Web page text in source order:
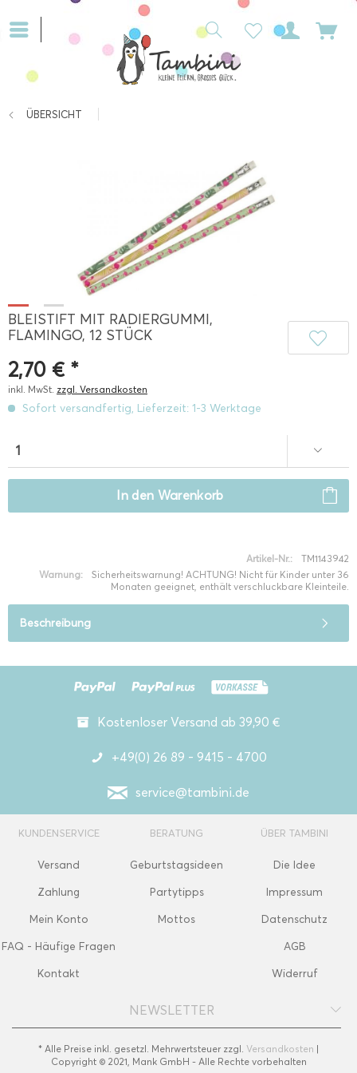
ÜBERSICHT
BLEISTIFT MIT RADIERGUMMI,
FLAMINGO, 12 STÜCK
2,70 € *
inkl. MwSt. zzgl. Versandkosten
Sofort versandfertig, Lieferzeit: 1-3 Werktage
In den Warenkorb
Artikel-Nr.:
TM1143942
Warnung:
Sicherheitswarnung! ACHTUNG! Nicht für Kinder unter 36
Monaten geeignet, enthält verschluckbare Kleinteile.
Beschreibung
Kostenloser Versand ab 39,90 €
+49(0) 26 89 - 9415 - 4700
service@tambini.de
KUNDENSERVICE
Versand
Zahlung
Mein Konto
FAQ - Häufige Fragen
Kontakt
BERATUNG
Geburtstagsideen
Partytipps
Mottos
ÜBER TAMBINI
Die Idee
Impressum
Datenschutz
AGB
Widerruf
NEWSLETTER
* Alle Preise inkl. gesetzl. Mehrwertsteuer zzgl. Versandkosten |
Copyright © 2021, Mank GmbH - Alle Rechte vorbehalten